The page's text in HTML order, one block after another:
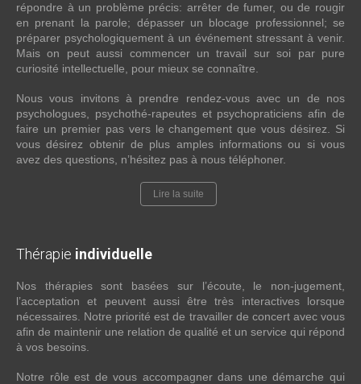
répondre à un problème précis: arrêter de fumer, ou de rougir
en prenant la parole; dépasser un blocage professionnel; se
préparer psychologiquement à un événement stressant à venir.
Mais on peut aussi commencer un travail sur soi par pure
curiosité intellectuelle, pour mieux se connaître.
Nous vous invitons à prendre rendez-vous avec un de nos
psychologues, psychothé-rapeutes et psychopraticiens afin de
faire un premier pas vers le changement que vous désirez. Si
vous désirez obtenir de plus amples informations ou si vous
avez des questions, n’hésitez pas à nous téléphoner.
Lire la suite
Thérapie individuelle
Nos thérapies sont basées sur l’écoute, le non-jugement,
l’acceptation et peuvent aussi être très interactives lorsque
nécessaires. Notre priorité est de travailler de concert avec vous
afin de maintenir une relation de qualité et un service qui répond
à vos besoins.
Notre rôle est de vous accompagner dans une démarche qui